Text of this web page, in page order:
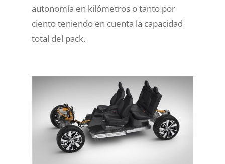
autonomía en kilómetros o tanto por
ciento teniendo en cuenta la capacidad
total del pack.